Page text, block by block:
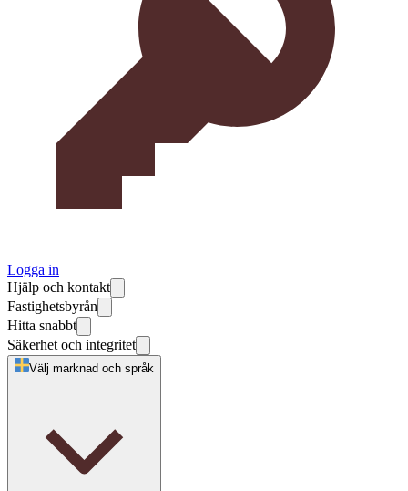
Logga in
Hjälp och kontakt
Fastighetsbyrån
Hitta snabbt
Säkerhet och integritet
Välj marknad och språk